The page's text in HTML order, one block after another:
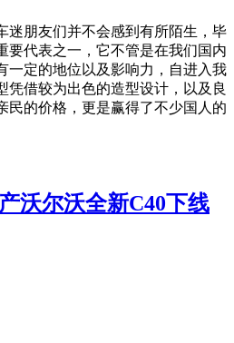
迷朋友们并不会感到有所陌生，毕
要代表之一，它不管是在我们国内
一定的地位以及影响力，自进入我
凭借较为出色的造型设计，以及良
民的价格，更是赢得了不少国人的
沃尔沃全新C40下线